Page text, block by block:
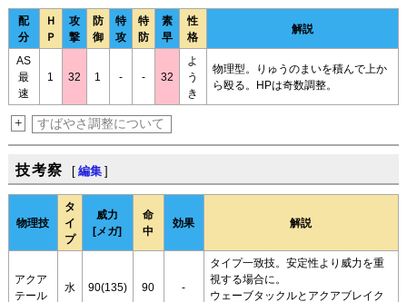
配
分
Ｈ
Ｐ
攻
撃
防
御
特
攻
特
防
素
早
性
格
解説
AS
最
速
1 32 1 - - 32
よ
う
き
物理型。りゅうのまいを積んで上か
ら殴る。HPは奇数調整。
+ すばやさ調整について
技考察 [ 編集 ]
物理技
タ
イ
プ
威力
[メガ]
命
中
効果 解説
アクア
テール
水 90(135) 90 -
タイプ一致技。安定性より威力を重
視する場合に。
ウェーブタックルとアクアブレイク